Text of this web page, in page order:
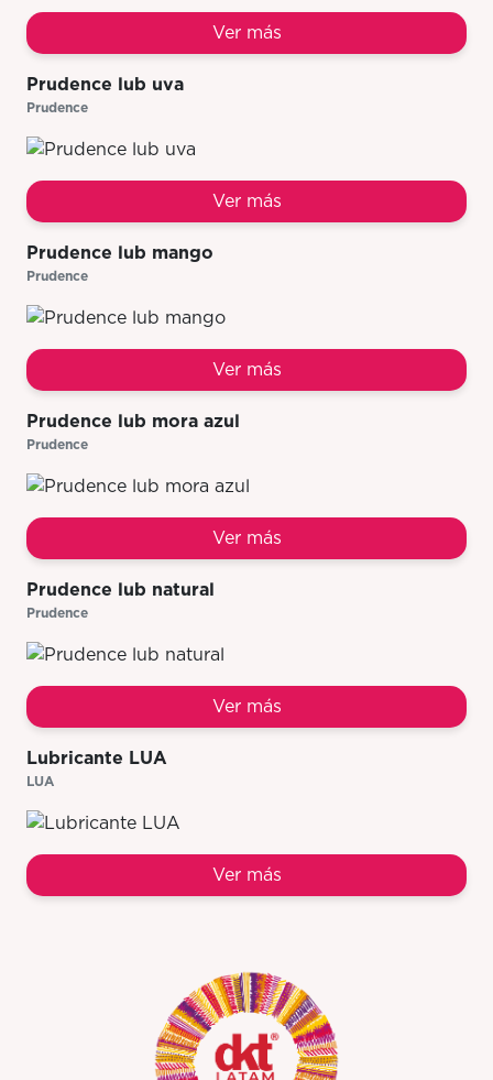
Ver más
Prudence lub uva
Prudence
Ver más
Prudence lub mango
Prudence
Ver más
Prudence lub mora azul
Prudence
Ver más
Prudence lub natural
Prudence
Ver más
Lubricante LUA
LUA
Ver más